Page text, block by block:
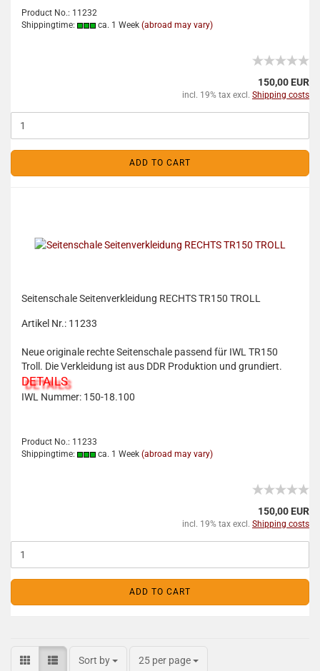
Product No.: 11232
Shippingtime:
ca. 1 Week (abroad may vary)
150,00 EUR
incl. 19% tax excl. Shipping costs
ADD TO CART
Seitenschale Seitenverkleidung RECHTS TR150 TROLL
Artikel Nr.: 11233
Neue originale rechte Seitenschale passend für IWL TR150
Troll. Die Verkleidung ist aus DDR Produktion und grundiert.
DETAILS
IWL Nummer: 150-18.100
Product No.: 11233
Shippingtime:
ca. 1 Week (abroad may vary)
150,00 EUR
incl. 19% tax excl. Shipping costs
ADD TO CART
Sort by 25 per page